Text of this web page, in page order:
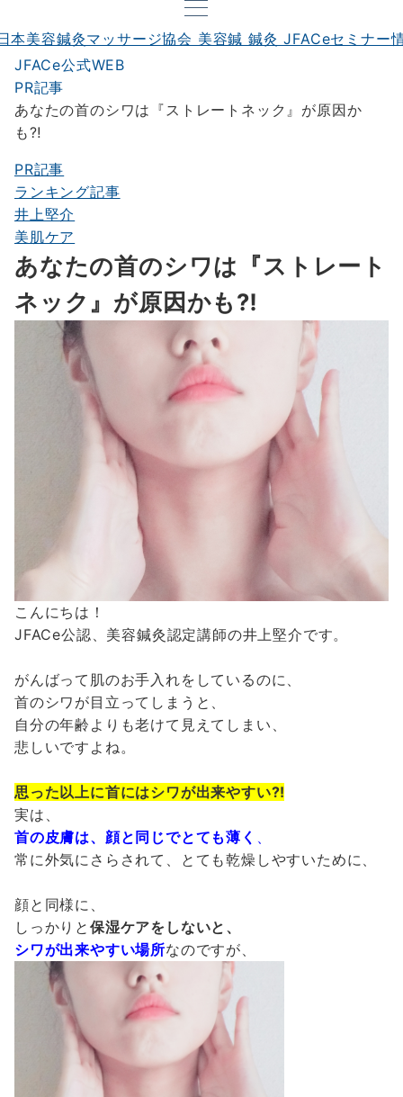
JFACe公式WEB
PR記事
あなたの首のシワは『ストレートネック』が原因か
も⁈
PR記事
ランキング記事
井上堅介
美肌ケア
あなたの首のシワは『ストレート
ネック』が原因かも⁈
こんにちは！
JFACe公認、美容鍼灸認定講師の井上堅介です。
がんばって肌のお手入れをしているのに、
首のシワが目立ってしまうと、
自分の年齢よりも老けて見えてしまい、
悲しいですよね。
思った以上に首にはシワが出来やすい⁈
実は、
首の皮膚は、顔と同じでとても薄く 、
常に外気にさらされて、とても乾燥しやすいために、
顔と同様に、
しっかりと 保湿ケアをしないと、
シワが出来やすい場所なのですが、